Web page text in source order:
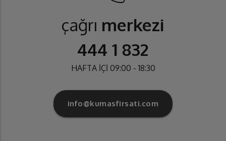
çağrı merkezi
444 1 832
HAFTA İÇİ 09:00 - 18:30
info@kumasfirsati.com